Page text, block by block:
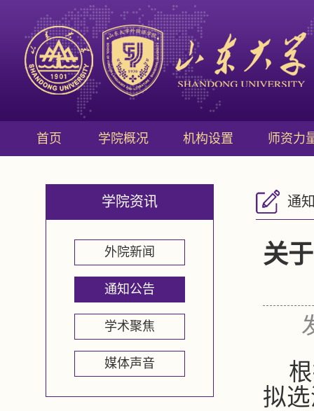
首页 学院概况 机构设置 师资力
学院资讯
外院新闻
通知公告
学术聚焦
媒体声音
通
关
拟